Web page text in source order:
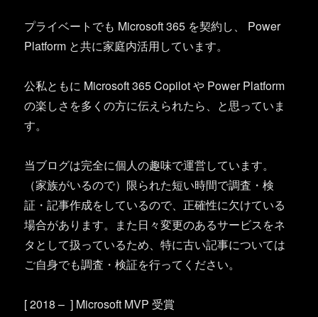
プライベートでも Microsoft 365 を契約し、 Power
Platform と共に家庭内活用しています。
公私ともに Microsoft 365 Copilot や Power Platform
の楽しさを多くの方に伝えられたら、と思っていま
す。
当ブログは完全に個人の趣味で運営しています。
（家族がいるので）限られた短い時間で調査・検
証・記事作成をしているので、正確性に欠けている
場合があります。また日々変更のあるサービスをネ
タとして扱っているため、特に古い記事については
ご自身でも調査・検証を行ってください。
[ 2018 – ] Microsoft MVP 受賞